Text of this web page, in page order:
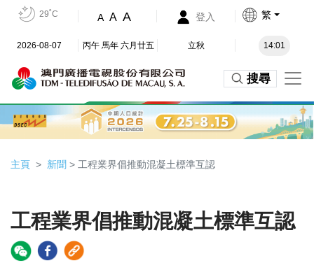
29˚C A A A 登入 繁
2026-08-07 丙午 馬年 六月廿五 立秋 14:01
搜尋
主頁 新聞 > 工程業界倡推動混凝土標準互認
工程業界倡推動混凝土標準互認